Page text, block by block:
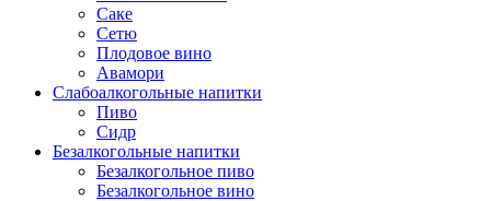
Саке
Сетю
Плодовое вино
Авамори
Слабоалкогольные напитки
Пиво
Сидр
Безалкогольные напитки
Безалкогольное пиво
Безалкогольное вино